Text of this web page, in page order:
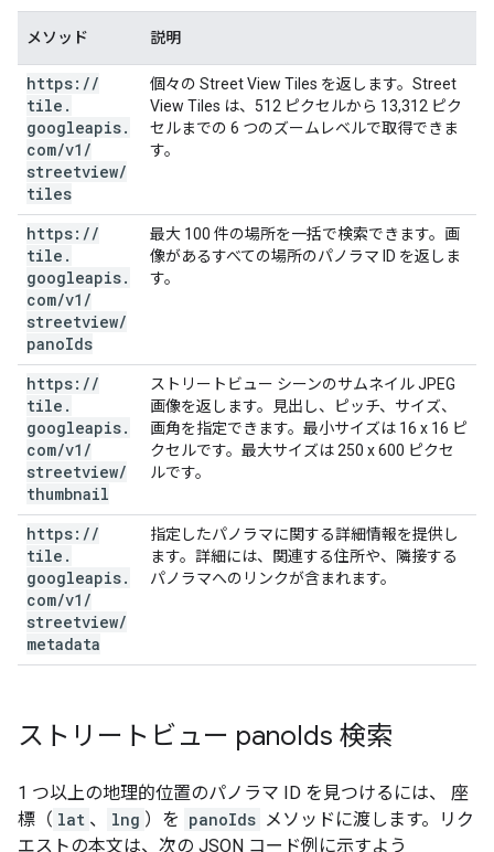
メソッド 説明
https: //
tile .
googleapis.
com/v1 /
streetview/
tiles
個々の Street View Tiles を返します。Street
View Tiles は、512 ピクセルから 13,312 ピク
セルまでの 6 つのズームレベルで取得できま
す。
https: //
tile .
googleapis.
com/v1 /
streetview/
panoIds
最大 100 件の場所を一括で検索できます。画
像があるすべての場所のパノラマ ID を返しま
す。
https: //
tile .
googleapis.
com/v1 /
streetview/
thumbnail
ストリートビュー シーンのサムネイル JPEG
画像を返します。見出し、ピッチ、サイズ、
画角を指定できます。最小サイズは 16 x 16 ピ
クセルです。最大サイズは 250 x 600 ピクセ
ルです。
https: //
tile .
googleapis.
com/v1 /
streetview/
metadata
指定したパノラマに関する詳細情報を提供し
ます。詳細には、関連する住所や、隣接する
パノラマへのリンクが含まれます。
ストリートビュー panoIds 検索
1 つ以上の地理的位置のパノラマ ID を見つけるには、 座
標（ lat 、 lng ）を panoIds メソッドに渡します。リク
エストの本文は、次の JSON コード例に示すよう